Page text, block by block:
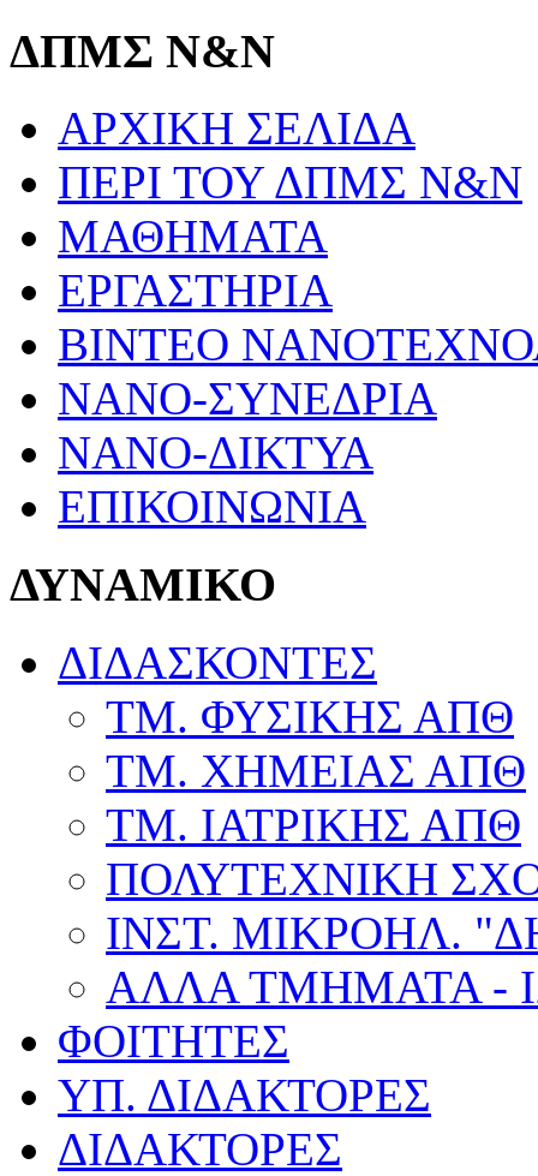
ΔΠΜΣ Ν&Ν
ΑΡΧΙΚΗ ΣΕΛΙΔΑ
ΠΕΡΙ ΤΟΥ ΔΠΜΣ Ν&Ν
ΜΑΘΗΜΑΤΑ
ΕΡΓΑΣΤΗΡΙΑ
ΒΙΝΤΕΟ
ΝΑΝΟ-ΣΥΝΕΔΡΙΑ
ΝΑΝΟ-ΔΙΚΤΥΑ
ΕΠΙΚΟΙΝΩΝΙΑ
ΔΥΝΑΜΙΚΟ
ΔΙΔΑΣΚΟΝΤΕΣ
ΤΜ. ΦΥΣΙΚΗΣ ΑΠΘ
ΤΜ. ΧΗΜΕΙΑΣ ΑΠΘ
ΤΜ. ΙΑΤΡΙΚΗΣ ΑΠΘ
ΠΟΛΥΤΕΧΝΙΚΗ
ΙΝΣΤ. ΜΙΚΡΟΗΛ.
ΑΛΛΑ ΤΜΗΜΑΤΑ -
ΦΟΙΤΗΤΕΣ
ΥΠ. ΔΙΔΑΚΤΟΡΕΣ
ΔΙΔΑΚΤΟΡΕΣ